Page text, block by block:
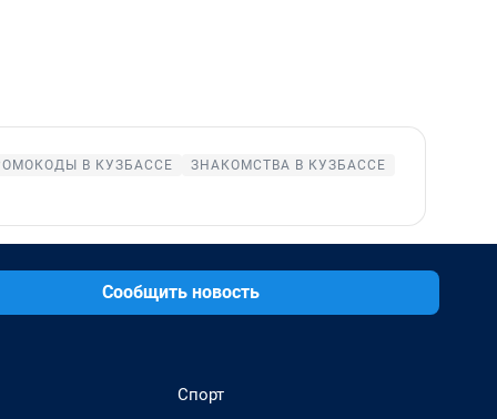
В КУЗБАССЕ
ЗНАКОМСТВА В КУЗБАССЕ
Сообщить новость
Спорт